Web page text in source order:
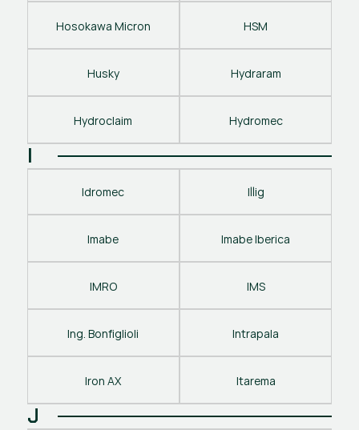
Hosokawa Micron HSM
Husky Hydraram
Hydroclaim Hydromec
I
Idromec Illig
Imabe Imabe Iberica
IMRO IMS
Ing. Bonfiglioli Intrapala
Iron AX Itarema
J